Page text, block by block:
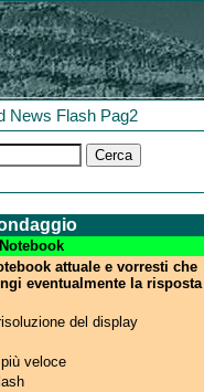
News Flash Pag2
Notebook
attuale e vorresti che
eventualmente la risposta
del display
veloce